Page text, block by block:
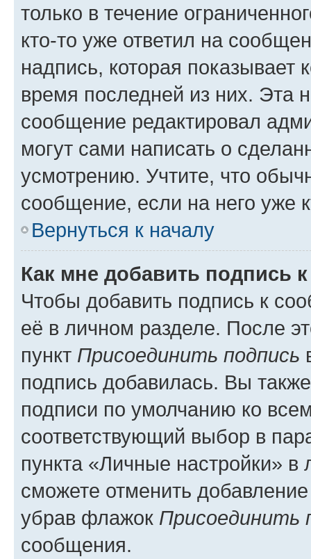
только в течение
кто-то уже ответил на
надпись, которая показывает
время последней из них. Эта
сообщение редактировал
могут сами написать о
усмотрению. Учтите, что
сообщение, если на него уже
Вернуться к началу
Как мне добавить подпись
Чтобы добавить подпись к
её в личном разделе. После
пункт Присоединить подпись
подпись добавилась. Вы
подписи по умолчанию ко
соответствующий выбор в
пункта «Личные настройки»
сможете отменить
убрав флажок Присоединить
сообщения.